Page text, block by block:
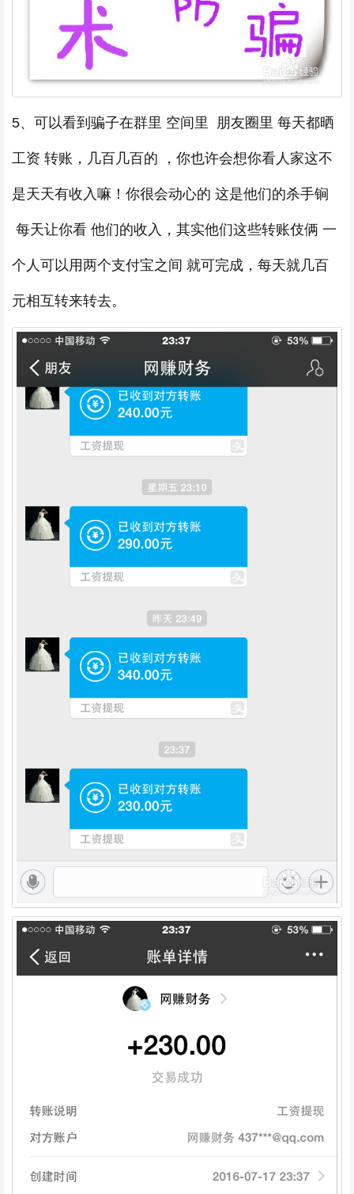
5、可以看到骗子在群里 空间里 朋友圈里 每天都晒
工资 转账，几百几百的 ，你也许会想你看人家这不
是天天有收入嘛！你很会动心的 这是他们的杀手锏
每天让你看 他们的收入，其实他们这些转账伎俩 一
个人可以用两个支付宝之间 就可完成，每天就几百
元相互转来转去。